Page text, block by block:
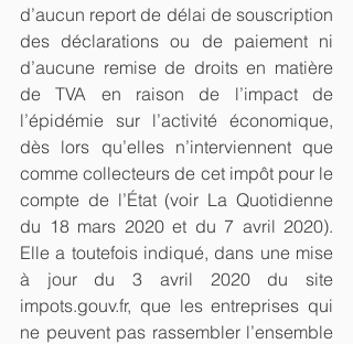
d’aucun report de délai de souscription
des déclarations ou de paiement ni
d’aucune remise de droits en matière
de TVA en raison de l’impact de
l’épidémie sur l’activité économique,
dès lors qu’elles n’interviennent que
comme collecteurs de cet impôt pour le
compte de l’État (voir La Quotidienne
du 18 mars 2020 et du 7 avril 2020).
Elle a toutefois indiqué, dans une mise
à jour du 3 avril 2020 du site
impots.gouv.fr, que les entreprises qui
ne peuvent pas rassembler l’ensemble